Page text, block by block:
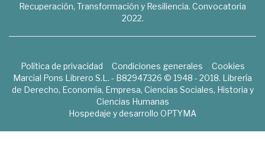
Recuperación, Transformación y Resiliencia. Convocatoria
2022.
Política de privacidad Condiciones generales
Cookies
Marcial Pons Librero S.L. - B82947326 © 1948 - 2018. Librería
de Derecho, Economía, Empresa, Ciencias Sociales, Historia y
Ciencias Humanas
Hospedaje y desarrollo OPTYMA